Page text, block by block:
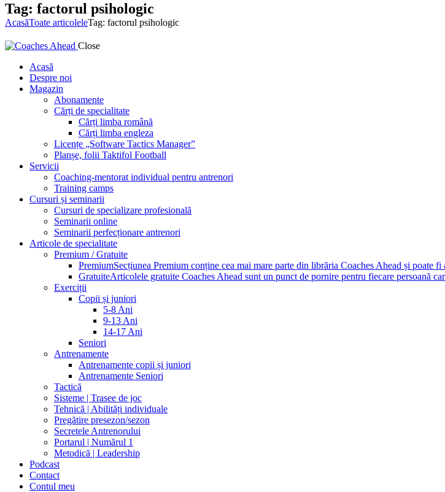
Tag: factorul psihologic
AcasăToate articoleleTag: factorul psihologic
Close
Acasă
Despre noi
Magazin
Abonamente
Cărți de specialitate
Cărți limba română
Cărți limba engleza
Licențe „Software Tactics Manager”
Planșe, folii Taktifol Football
Servicii
Coaching-mentorat individual pentru antrenori
Training camps
Cursuri și seminarii
Cursuri de specializare profesională
Seminarii online
Seminarii perfecționare antrenori
Articole de specialitate
Premium / Gratuite
PremiumSecțiunea Premium conține cea mai mare parte din librăria Coaches Ahead și poate
GratuiteArticolele gratuite Coaches Ahead sunt un punct de pornire pentru fiecare persoană
Exerciții
Copii și juniori
5-8 Ani
9-13 Ani
14-17 Ani
Seniori
Antrenamente
Antrenamente copii și juniori
Antrenamente Seniori
Tactică
Sisteme | Trasee de joc
Tehnică | Abilități individuale
Pregătire presezon/sezon
Secretele Antrenorului
Portarul | Numărul 1
Metodică | Leadership
Podcast
Contact
Contul meu